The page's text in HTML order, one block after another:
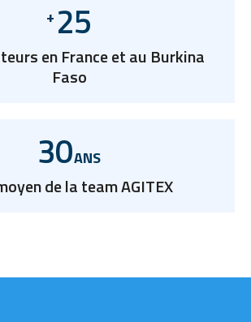
+ 25
en France et au Burkina
Faso
30ANS
de la team AGITEX